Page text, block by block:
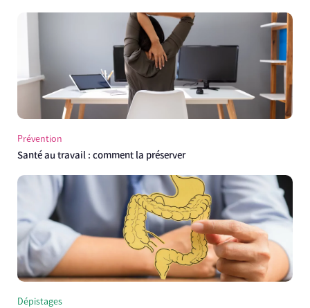
Prévention
Santé au travail : comment la préserver
Dépistages